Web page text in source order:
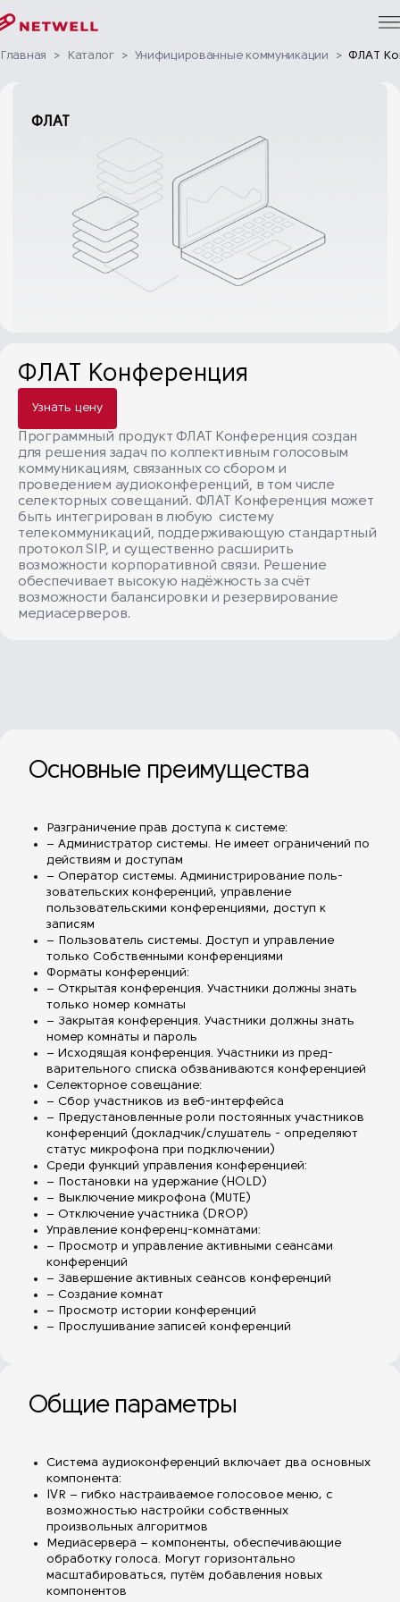
Главная > Каталог > Унифицированные коммуникации > ФЛАТ
ФЛАТ
ФЛАТ Конференция
Узнать цену
Программный продукт ФЛАТ Конференция создан
для решения задач по коллективным голосовым
коммуникациям, связанных со сбором и
проведением аудиоконференций, в том числе
селекторных совещаний. ФЛАТ Конференция может
быть интегрирован в любую систему
телекоммуникаций, поддерживающую стандартный
протокол SIP, и существенно расширить
возможности корпоративной связи. Решение
обеспечивает высокую надёжность за счёт
возможности балансировки и резервирование
медиасерверов.
Основные преимущества
Разграничение прав доступа к системе:
– Администратор системы. Не имеет ограничений по
действиям и доступам
– Оператор системы. Администрирование поль-
зовательских конференций, управление
пользовательскими конференциями, доступ к
записям
– Пользователь системы. Доступ и управление
только Собственными конференциями
Форматы конференций:
– Открытая конференция. Участники должны знать
только номер комнаты
– Закрытая конференция. Участники должны знать
номер комнаты и пароль
– Исходящая конференция. Участники из пред-
варительного списка обзваниваются конференцией
Селекторное совещание:
– Сбор участников из веб-интерфейса
– Предустановленные роли постоянных участников
конференций (докладчик/слушатель - определяют
статус микрофона при подключении)
Среди функций управления конференцией:
– Постановки на удержание (HOLD)
– Выключение микрофона (MUTE)
– Отключение участника (DROP)
Управление конференц-комнатами:
– Просмотр и управление активными сеансами
конференций
– Завершение активных сеансов конференций
– Создание комнат
– Просмотр истории конференций
– Прослушивание записей конференций
Общие параметры
Система аудиоконференций включает два основных
компонента:
IVR – гибко настраиваемое голосовое меню, с
возможностью настройки собственных
произвольных алгоритмов
Медиасервера – компоненты, обеспечивающие
обработку голоса. Могут горизонтально
масштабироваться, путём добавления новых
компонентов